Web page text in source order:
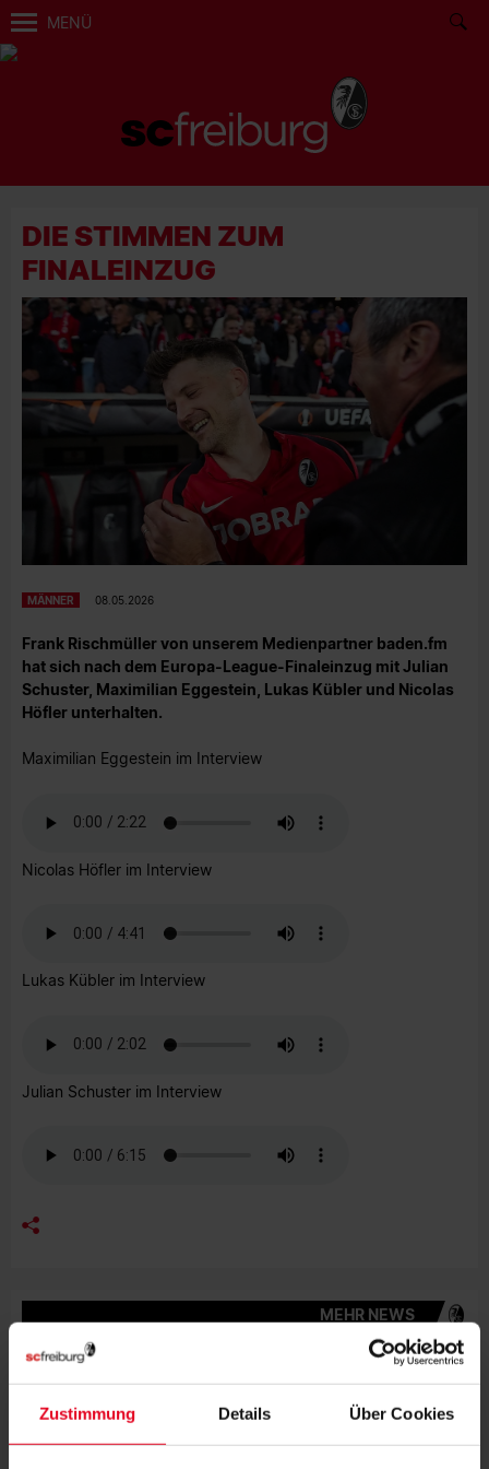
Zustimmung Details Über Cookies
MENÜ
DIE STIMMEN ZUM
FINALEINZUG
MÄNNER 08.05.2026
Frank Rischmüller von unserem Medienpartner baden.fm
hat sich nach dem Europa-League-Finaleinzug mit Julian
Schuster, Maximilian Eggestein, Lukas Kübler und Nicolas
Höfler unterhalten.
Maximilian Eggestein im Interview
Nicolas Höfler im Interview
Lukas Kübler im Interview
Julian Schuster im Interview
MEHR NEWS
DOPPELTE PREMIERE: BRUNOLD UND
VINCZE TREFFEN BEIM TEST
FRAUEN & MÄDCHEN 05.08.2026